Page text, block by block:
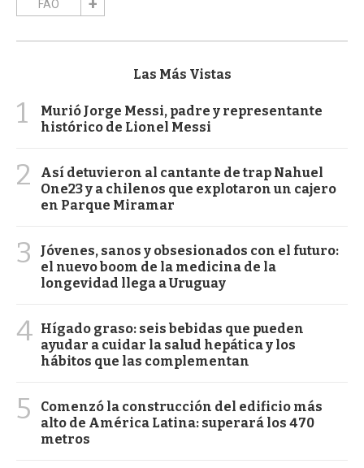
FAO
Las Más Vistas
1
Murió Jorge Messi, padre y representante
histórico de Lionel Messi
2
Así detuvieron al cantante de trap Nahuel
One23 y a chilenos que explotaron un cajero
en Parque Miramar
3
Jóvenes, sanos y obsesionados con el futuro:
el nuevo boom de la medicina de la
longevidad llega a Uruguay
4 Hígado graso: seis bebidas que pueden
ayudar a cuidar la salud hepática y los
hábitos que las complementan
5
Comenzó la construcción del edificio más
alto de América Latina: superará los 470
metros